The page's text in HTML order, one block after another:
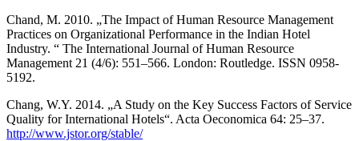
Chand, M. 2010. „The Impact of Human Resource Management
Practices on Organizational Performance in the Indian Hotel
Industry. “ The International Journal of Human Resource
Management 21 (4/6): 551–566. London: Routledge. ISSN 0958-
5192.
Chang, W.Y. 2014. „A Study on the Key Success Factors of Service
Quality for International Hotels“. Acta Oeconomica 64: 25–37.
http://www.jstor.org/stable/